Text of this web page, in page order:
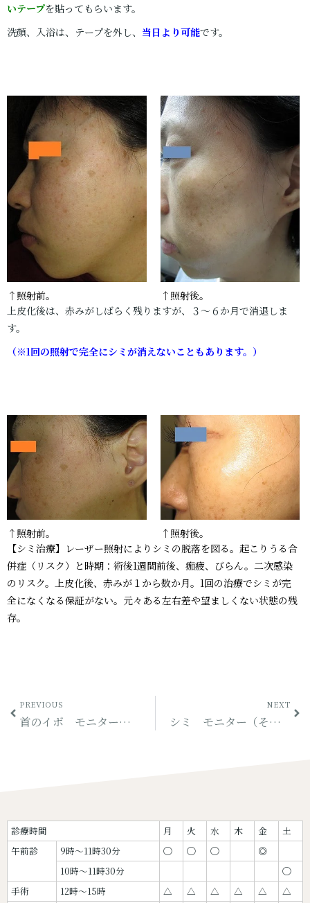
いテープを貼ってもらいます。
洗顔、入浴は、テープを外し、 当日より可能です。
↑照射前。
↑照射後。
上皮化後は、赤みがしばらく残りますが、３～６か月で消退しま
す。
（※1回の照射で完全にシミが消えないこともあります。）
↑照射前。
↑照射後。
【シミ治療】レーザー照射によりシミの脱落を図る。起こりうる合
併症（リスク）と時期：術後1週間前後、痂疲、びらん。二次感染
のリスク。上皮化後、赤みが１から数か月。1回の治療でシミが完
全になくなる保証がない。元々ある左右差や望ましくない状態の残
存。
PREVIOUS
首のイボ モニター（その1）
NEXT
シミ モニター（その14）
診療時間 月 火 水 木 金
土
午前診
9時〜11時30分 ◯ ◯ ◯
◎
10時〜11時30分
◯
手術
12時〜15時 △ △ △ △ △
△